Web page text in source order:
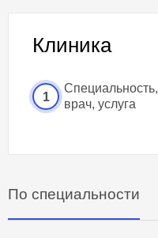
Клиника
1
Специальность,
врач, услуга
По специальности